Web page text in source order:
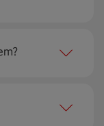
na splátky. U
plnou